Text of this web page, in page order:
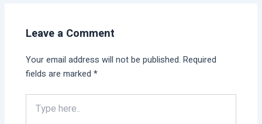
Leave a Comment
Your email address will not be published. Required
fields are marked*
here..